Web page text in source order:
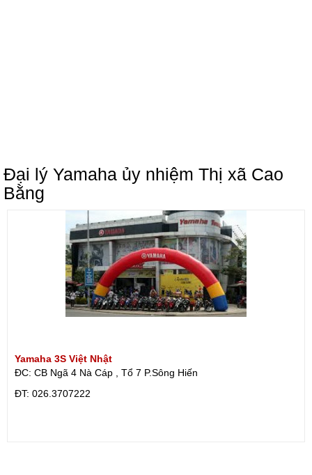
Đại lý Yamaha ủy nhiệm Thị xã Cao
Bằng
Yamaha 3S Việt Nhật
ĐC: CB Ngã 4 Nà Cáp , Tổ 7 P.Sông Hiến
ÐT: 026.3707222